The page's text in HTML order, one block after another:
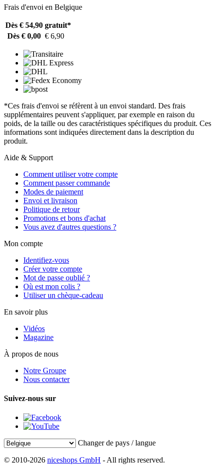
Frais d'envoi en Belgique
Dès € 54,90 gratuit*
Dès € 0,00 € 6,90
*Ces frais d'envoi se réfèrent à un envoi standard. Des frais
supplémentaires peuvent s'appliquer, par exemple en raison du
poids, de la taille ou des caractéristiques spécifiques du produit. Ces
informations sont indiquées directement dans la description du
produit.
Aide & Support
Comment utiliser votre compte
Comment passer commande
Modes de paiement
Envoi et livraison
Politique de retour
Promotions et bons d'achat
Vous avez d'autres questions ?
Mon compte
Identifiez-vous
Créer votre compte
Mot de passe oublié ?
Où est mon colis ?
Utiliser un chèque-cadeau
En savoir plus
Vidéos
Magazine
À propos de nous
Notre Groupe
Nous contacter
Suivez-nous sur
Changer de pays / langue
© 2010-2026 niceshops GmbH - All rights reserved.